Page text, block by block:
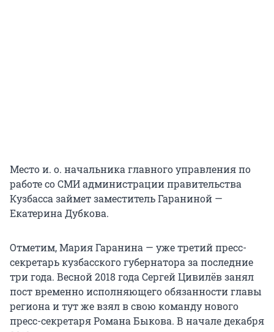
Место и. о. начальника главного управления по
работе со СМИ администрации правительства
Кузбасса займет заместитель Гараниной —
Екатерина Дубкова.
Отметим, Мария Гаранина — уже третий пресс-
секретарь кузбасского губернатора за последние
три года. Весной 2018 года Сергей Цивилёв занял
пост временно исполняющего обязанности главы
региона и тут же взял в свою команду нового
пресс-секретаря Романа Быкова. В начале декабря